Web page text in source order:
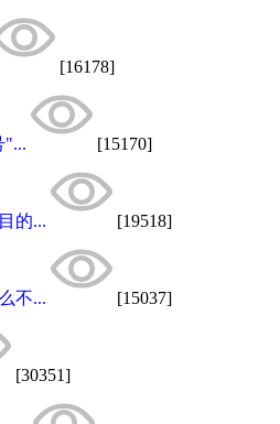
[16178]
"... [15170]
的... [19518]
不... [15037]
[30351]